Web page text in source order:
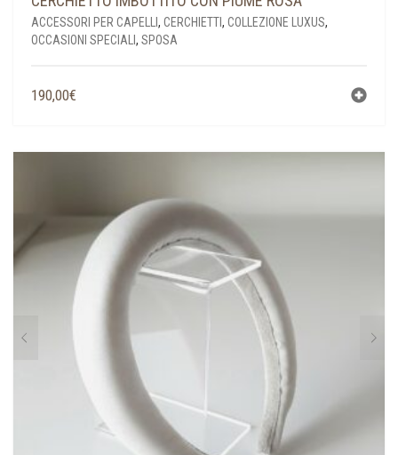
ACCESSORI PER CAPELLI , CERCHIETTI, COLLEZIONE LUXUS,
OCCASIONI SPECIALI , SPOSA
190,00€